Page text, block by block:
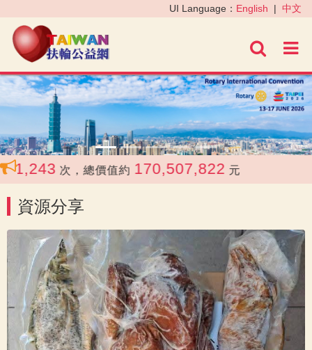
進階
UI Language： English | 中文
‹ ›
次，總價值約 170,507,822 元
資源分享